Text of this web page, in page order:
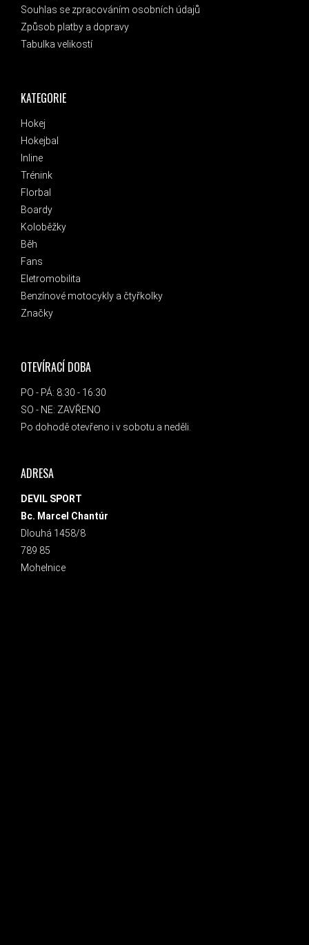
KATEGORIE
Hokej
Hokejbal
Inline
Trénink
Florbal
Boardy
Koloběžky
Běh
Fans
Eletromobilita
Benzínové motocykly a čtyřkolky
Značky
Souhlas se zpracováním osobních údajů
Způsob platby a dopravy
Tabulka velikostí
OTEVÍRACÍ DOBA
PO - PÁ: 8:30 - 16:30
SO - NE: ZAVŘENO
Po dohodě otevřeno i v sobotu a neděli.
ADRESA
DEVIL SPORT
Bc. Marcel Chantúr
Dlouhá 1458/8
789 85
Mohelnice